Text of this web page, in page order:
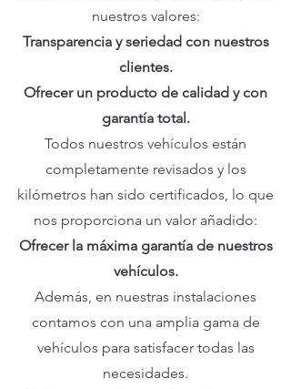
nuestros valores:
Transparencia y seriedad con nuestros
clientes.
Ofrecer un producto de calidad y con
garantía total.
Todos nuestros vehículos están
completamente revisados y los
kilómetros han sido certificados, lo que
nos proporciona un valor añadido:
Ofrecer la máxima garantía de nuestros
vehículos.
Además, en nuestras instalaciones
contamos con una amplia gama de
vehículos para satisfacer todas las
necesidades.